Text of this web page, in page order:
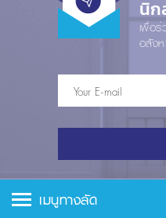
นิก
เพื่อ
อสัง
เมนูทางลัด